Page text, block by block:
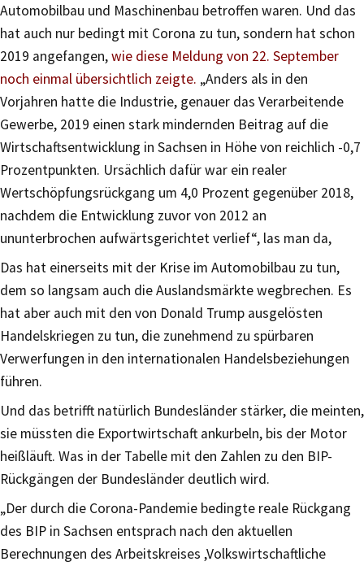
Automobilbau und Maschinenbau betroffen waren. Und das
hat auch nur bedingt mit Corona zu tun, sondern hat schon
2019 angefangen,wie diese Meldung von 22. September
noch einmal übersichtlich zeigte. „Anders als in den
Vorjahren hatte die Industrie, genauer das Verarbeitende
Gewerbe, 2019 einen stark mindernden Beitrag auf die
Wirtschaftsentwicklung in Sachsen in Höhe von reichlich -0,7
Prozentpunkten. Ursächlich dafür war ein realer
Wertschöpfungsrückgang um 4,0 Prozent gegenüber 2018,
nachdem die Entwicklung zuvor von 2012 an
ununterbrochen aufwärtsgerichtet verlief“, las man da,
Das hat einerseits mit der Krise im Automobilbau zu tun,
dem so langsam auch die Auslandsmärkte wegbrechen. Es
hat aber auch mit den von Donald Trump ausgelösten
Handelskriegen zu tun, die zunehmend zu spürbaren
Verwerfungen in den internationalen Handelsbeziehungen
führen.
Und das betrifft natürlich Bundesländer stärker, die meinten,
sie müssten die Exportwirtschaft ankurbeln, bis der Motor
heißläuft. Was in der Tabelle mit den Zahlen zu den BIP-
Rückgängen der Bundesländer deutlich wird.
„Der durch die Corona-Pandemie bedingte reale Rückgang
des BIP in Sachsen entsprach nach den aktuellen
Berechnungen des Arbeitskreises ,Volkswirtschaftliche